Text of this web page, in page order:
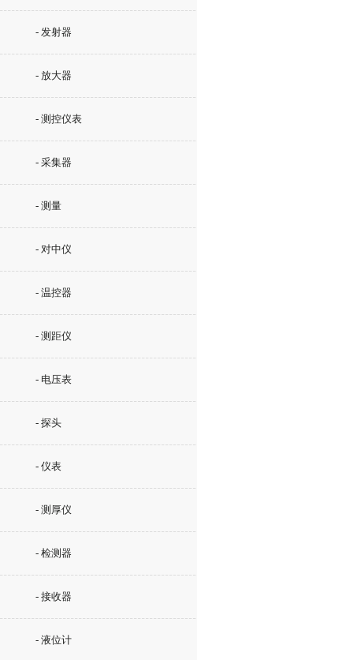
- 发射器
- 放大器
- 测控仪表
- 采集器
- 测量
- 对中仪
- 温控器
- 测距仪
- 电压表
- 探头
- 仪表
- 测厚仪
- 检测器
- 接收器
- 液位计